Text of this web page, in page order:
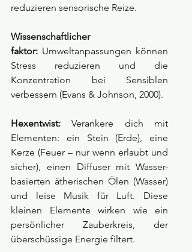
reduzieren sensorische Reize.
Wissenschaftlicher
faktor: Umweltanpassungen können
Stress reduzieren und die
Konzentration bei Sensiblen
verbessern (Evans & Johnson, 2000).
Hexentwist: Verankere dich mit
Elementen: ein Stein (Erde), eine
Kerze (Feuer – nur wenn erlaubt und
sicher), einen Diffuser mit Wasser-
basierten ätherischen Ölen (Wasser)
und leise Musik für Luft. Diese
kleinen Elemente wirken wie ein
persönlicher Zauberkreis, der
überschüssige Energie filtert.